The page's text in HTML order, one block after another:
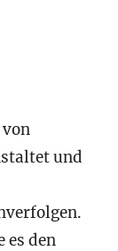
und
es den